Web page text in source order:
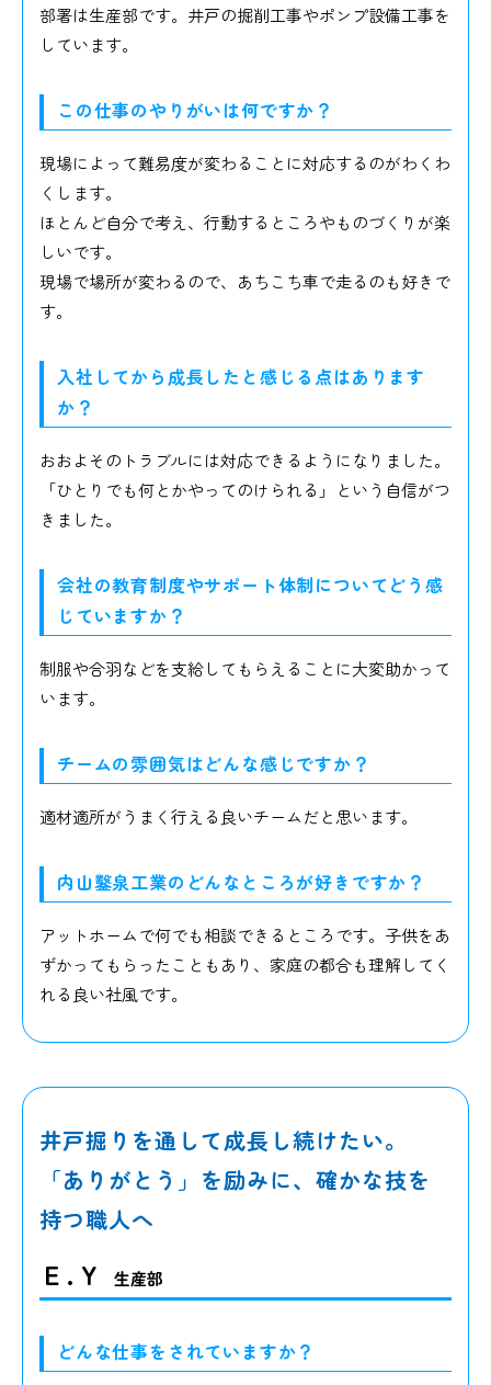
部署は生産部です。井戸の掘削工事やポンプ設備工事を
しています。
この仕事のやりがいは何ですか？
現場によって難易度が変わることに対応するのがわくわ
くします。
ほとんど自分で考え、行動するところやものづくりが楽
しいです。
現場で場所が変わるので、あちこち車で走るのも好きで
す。
入社してから成長したと感じる点はあります
か？
おおよそのトラブルには対応できるようになりました。
「ひとりでも何とかやってのけられる」という自信がつ
きました。
会社の教育制度やサポート体制についてどう感
じていますか？
制服や合羽などを支給してもらえることに大変助かって
います。
チームの雰囲気はどんな感じですか？
適材適所がうまく行える良いチームだと思います。
内山鑿泉工業のどんなところが好きですか？
アットホームで何でも相談できるところです。子供をあ
ずかってもらったこともあり、家庭の都合も理解してく
れる良い社風です。
井戸掘りを通して成長し続けたい。
「ありがとう」を励みに、確かな技を
持つ職人へ
E . Y 生産部
どんな仕事をされていますか？